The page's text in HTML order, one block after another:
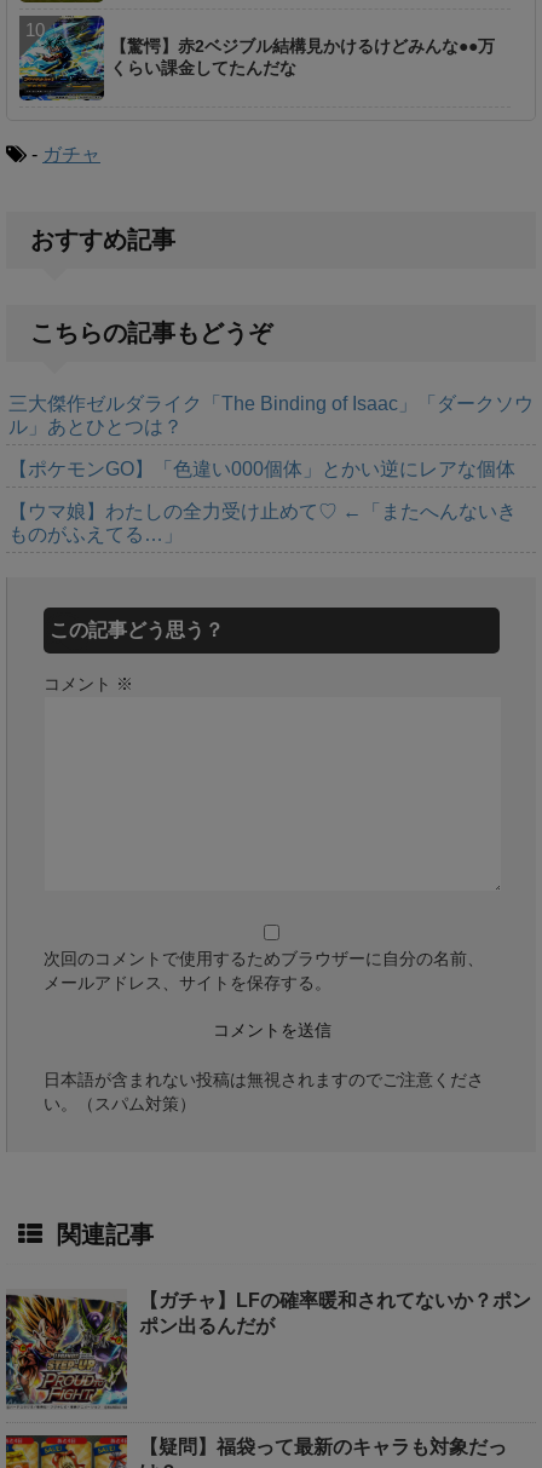
【驚愕】赤2ベジブル結構見かけるけどみんな●●万
くらい課金してたんだな
- ガチャ
おすすめ記事
こちらの記事もどうぞ
三大傑作ゼルダライク「The Binding of Isaac」「ダークソウ
ル」あとひとつは？
【ポケモンGO】「色違い000個体」とかい逆にレアな個体
【ウマ娘】わたしの全力受け止めて♡ ←「またへんないき
ものがふえてる…」
この記事どう思う？
コメント ※
次回のコメントで使用するためブラウザーに自分の名前、
メールアドレス、サイトを保存する。
日本語が含まれない投稿は無視されますのでご注意くださ
い。（スパム対策）
関連記事
【ガチャ】LFの確率暖和されてないか？ポン
ポン出るんだが
【疑問】福袋って最新のキャラも対象だっ